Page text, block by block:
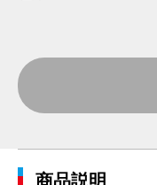
商品説明